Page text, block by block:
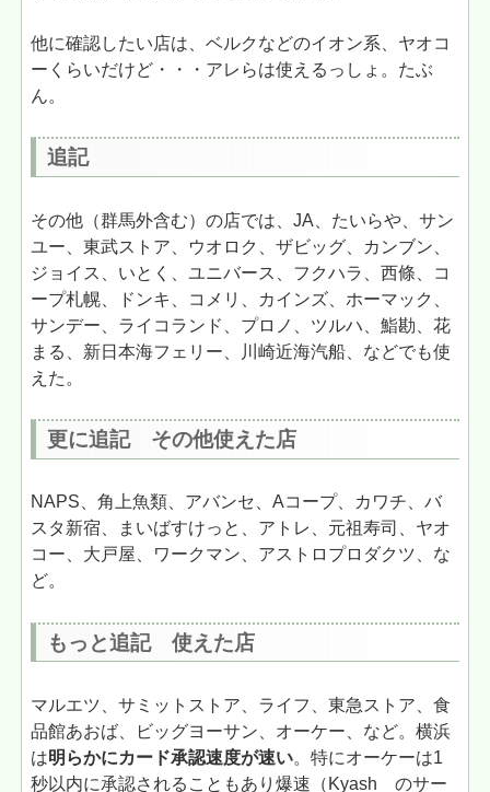
他に確認したい店は、ベルクなどのイオン系、ヤオコ
ーくらいだけど・・・アレらは使えるっしょ。たぶ
ん。
追記
その他（群馬外含む）の店では、JA、たいらや、サン
ユー、東武ストア、ウオロク、ザビッグ、カンブン、
ジョイス、いとく、ユニバース、フクハラ、西條、コ
ープ札幌、ドンキ、コメリ、カインズ、ホーマック、
サンデー、ライコランド、プロノ、ツルハ、鮨勘、花
まる、新日本海フェリー、川崎近海汽船、などでも使
えた。
更に追記その他使えた店
NAPS、角上魚類、アバンセ、Aコープ、カワチ、バ
スタ新宿、まいばすけっと、アトレ、元祖寿司、ヤオ
コー、大戸屋、ワークマン、アストロプロダクツ、な
ど。
もっと追記 使えた店
マルエツ、サミットストア、ライフ、東急ストア、食
品館あおば、ビッグヨーサン、オーケー、など。横浜
は明らかにカード承認速度が速い。特にオーケーは1
秒以内に承認されることもあり爆速（Kyash のサー